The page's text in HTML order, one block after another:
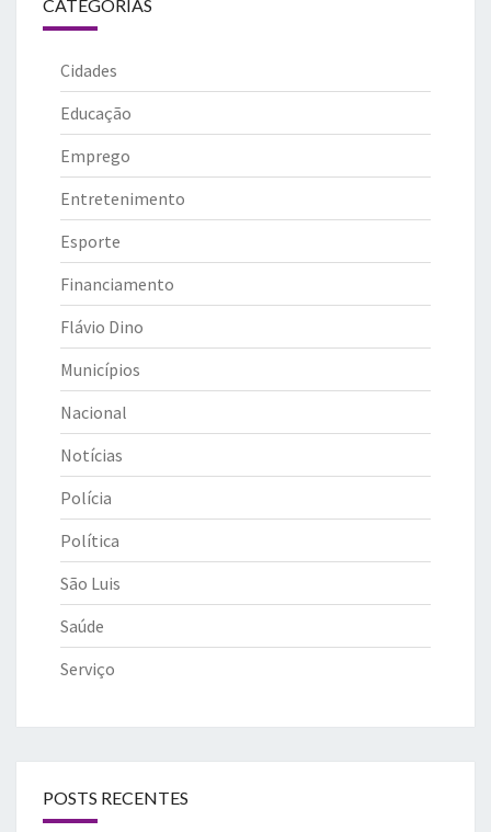
CATEGORIAS
Cidades
Educação
Emprego
Entretenimento
Esporte
Financiamento
Flávio Dino
Municípios
Nacional
Notícias
Polícia
Política
São Luis
Saúde
Serviço
POSTS RECENTES